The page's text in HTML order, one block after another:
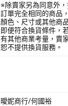
※除賣家另為同意外
訂單完全相同的商品
顏色、尺寸或其他商
即便符合換貨條件，
有其他商業考量，賣
恕不提供換貨服務。
曖妮商行/何國裕